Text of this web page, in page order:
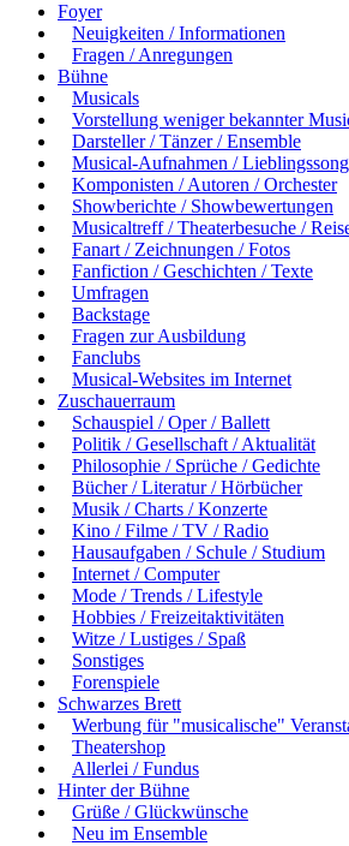
Foyer
Neuigkeiten / Informationen
Fragen / Anregungen
Bühne
Musicals
Vorstellung weniger bekannter
Darsteller / Tänzer / Ensemble
Musical-Aufnahmen /
Komponisten / Autoren / Orchester
Showberichte / Showbewertungen
Musicaltreff / Theaterbesuche /
Fanart / Zeichnungen / Fotos
Fanfiction / Geschichten / Texte
Umfragen
Backstage
Fragen zur Ausbildung
Fanclubs
Musical-Websites im Internet
Zuschauerraum
Schauspiel / Oper / Ballett
Politik / Gesellschaft / Aktualität
Philosophie / Sprüche / Gedichte
Bücher / Literatur / Hörbücher
Musik / Charts / Konzerte
Kino / Filme / TV / Radio
Hausaufgaben / Schule / Studium
Internet / Computer
Mode / Trends / Lifestyle
Hobbies / Freizeitaktivitäten
Witze / Lustiges / Spaß
Sonstiges
Forenspiele
Schwarzes Brett
Werbung für "musicalische"
Theatershop
Allerlei / Fundus
Hinter der Bühne
Grüße / Glückwünsche
Neu im Ensemble